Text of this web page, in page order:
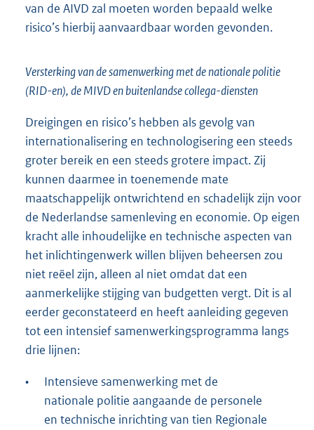
van de AIVD zal moeten worden bepaald welke
risico’s hierbij aanvaardbaar worden gevonden.
Versterking van de samenwerking met de nationale politie
(RID-en), de MIVD en buitenlandse collega-diensten
Dreigingen en risico’s hebben als gevolg van
internationalisering en technologisering een steeds
groter bereik en een steeds grotere impact. Zij
kunnen daarmee in toenemende mate
maatschappelijk ontwrichtend en schadelijk zijn voor
de Nederlandse samenleving en economie. Op eigen
kracht alle inhoudelijke en technische aspecten van
het inlichtingenwerk willen blijven beheersen zou
niet reëel zijn, alleen al niet omdat dat een
aanmerkelijke stijging van budgetten vergt. Dit is al
eerder geconstateerd en heeft aanleiding gegeven
tot een intensief samenwerkingsprogramma langs
drie lijnen:
•
Intensieve samenwerking met de
nationale politie aangaande de personele
en technische inrichting van tien Regionale